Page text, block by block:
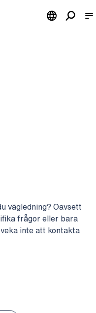
vägledning? Oavsett
frågor eller bara
inte att kontakta